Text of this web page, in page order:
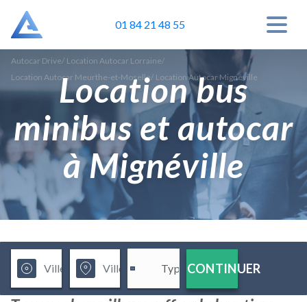
01 84 21 48 55
Autocar Drive/ Location Autocar Lorraine/
Location Autocar Meurthe-et-Moselle/ Location Autocar Mignéville
Location bus
minibus et autocar
à Mignéville
CONTINUER